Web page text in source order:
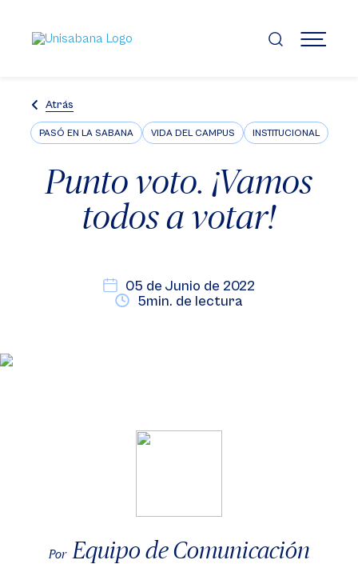
contenido
principal
MENÚ
Atrás
PASÓ EN LA SABANA VIDA DEL CAMPUS INSTITUCIONAL
Punto voto. ¡Vamos
todos a votar!
05 de Junio de 2022
5min. de lectura
Por Equipo de Comunicación